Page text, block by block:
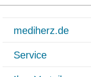
mediherz.de
Glossar
Service